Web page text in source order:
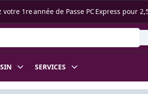
1re année de Passe PC Express pour
SERVICES